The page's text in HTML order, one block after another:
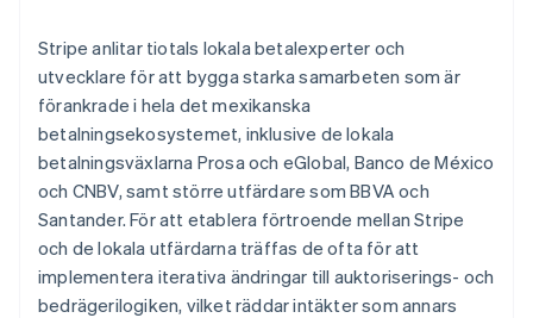
Stripe anlitar tiotals lokala betalexperter och
utvecklare för att bygga starka samarbeten som är
förankrade i hela det mexikanska
betalningsekosystemet, inklusive de lokala
betalningsväxlarna Prosa och eGlobal, Banco de México
och CNBV, samt större utfärdare som BBVA och
Santander. För att etablera förtroende mellan Stripe
och de lokala utfärdarna träffas de ofta för att
implementera iterativa ändringar till auktoriserings- och
bedrägerilogiken, vilket räddar intäkter som annars